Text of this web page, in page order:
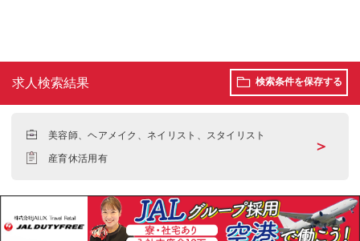
求人検索結果 検索条件を保存する
美容師、ヘアメイク、ネイリスト、スタイリスト
産育休活用有
＞